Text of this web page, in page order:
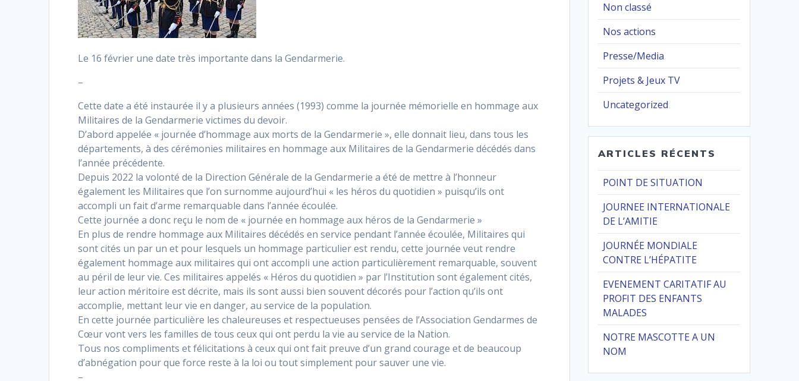
Le 16 février une date très importante dans la Gendarmerie.
–
Cette date a été instaurée il y a plusieurs années (1993) comme la journée mémorielle en hommage aux
Militaires de la Gendarmerie victimes du devoir.
D’abord appelée « journée d’hommage aux morts de la Gendarmerie », elle donnait lieu, dans tous les
départements, à des cérémonies militaires en hommage aux Militaires de la Gendarmerie décédés dans
l’année précédente.
Depuis 2022 la volonté de la Direction Générale de la Gendarmerie a été de mettre à l’honneur
également les Militaires que l’on surnomme aujourd’hui « les héros du quotidien » puisqu’ils ont
accompli un fait d’arme remarquable dans l’année écoulée.
Cette journée a donc reçu le nom de « journée en hommage aux héros de la Gendarmerie »
En plus de rendre hommage aux Militaires décédés en service pendant l’année écoulée, Militaires qui
sont cités un par un et pour lesquels un hommage particulier est rendu, cette journée veut rendre
également hommage aux militaires qui ont accompli une action particulièrement remarquable, souvent
au péril de leur vie. Ces militaires appelés « Héros du quotidien » par l’Institution sont également cités,
leur action méritoire est décrite, mais ils sont aussi bien souvent décorés pour l’action qu’ils ont
accomplie, mettant leur vie en danger, au service de la population.
En cette journée particulière les chaleureuses et respectueuses pensées de l’Association Gendarmes de
Cœur vont vers les familles de tous ceux qui ont perdu la vie au service de la Nation.
Tous nos compliments et félicitations à ceux qui ont fait preuve d’un grand courage et de beaucoup
d’abnégation pour que force reste à la loi ou tout simplement pour sauver une vie.
–
Non classé
Nos actions
Presse/Media
Projets & Jeux TV
Uncategorized
ARTICLES RÉCENTS
POINT DE SITUATION
JOURNEE INTERNATIONALE
DE L’AMITIE
JOURNÉE MONDIALE
CONTRE L’HÉPATITE
EVENEMENT CARITATIF AU
PROFIT DES ENFANTS
MALADES
NOTRE MASCOTTE A UN
NOM